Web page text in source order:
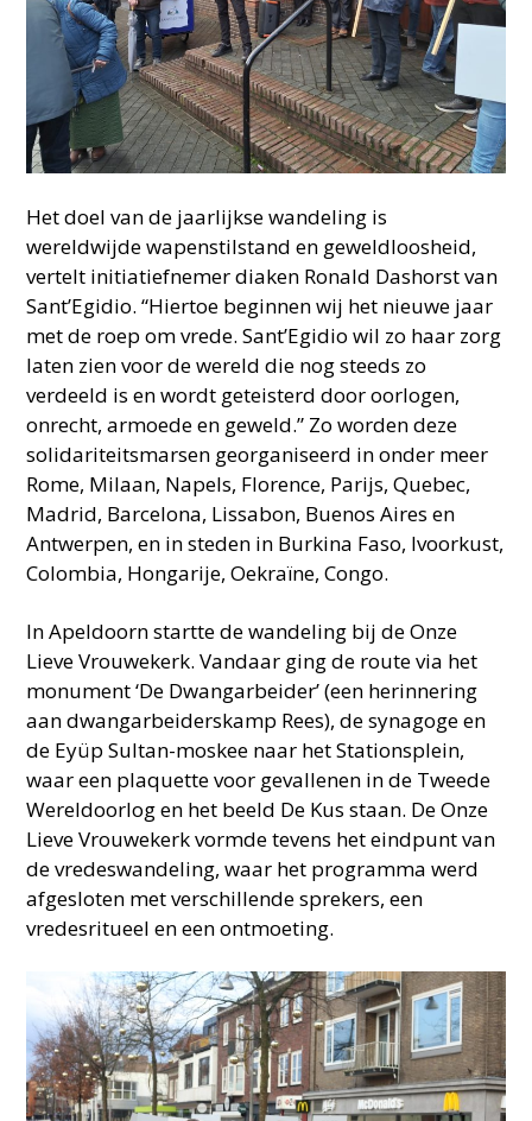
Het doel van de jaarlijkse wandeling is
wereldwijde wapenstilstand en geweldloosheid,
vertelt initiatiefnemer diaken Ronald Dashorst van
Sant’Egidio. “Hiertoe beginnen wij het nieuwe jaar
met de roep om vrede. Sant’Egidio wil zo haar zorg
laten zien voor de wereld die nog steeds zo
verdeeld is en wordt geteisterd door oorlogen,
onrecht, armoede en geweld.” Zo worden deze
solidariteitsmarsen georganiseerd in onder meer
Rome, Milaan, Napels, Florence, Parijs, Quebec,
Madrid, Barcelona, Lissabon, Buenos Aires en
Antwerpen, en in steden in Burkina Faso, Ivoorkust,
Colombia, Hongarije, Oekraïne, Congo.
In Apeldoorn startte de wandeling bij de Onze
Lieve Vrouwekerk. Vandaar ging de route via het
monument ‘De Dwangarbeider’ (een herinnering
aan dwangarbeiderskamp Rees), de synagoge en
de Eyüp Sultan-moskee naar het Stationsplein,
waar een plaquette voor gevallenen in de Tweede
Wereldoorlog en het beeld De Kus staan. De Onze
Lieve Vrouwekerk vormde tevens het eindpunt van
de vredeswandeling, waar het programma werd
afgesloten met verschillende sprekers, een
vredesritueel en een ontmoeting.